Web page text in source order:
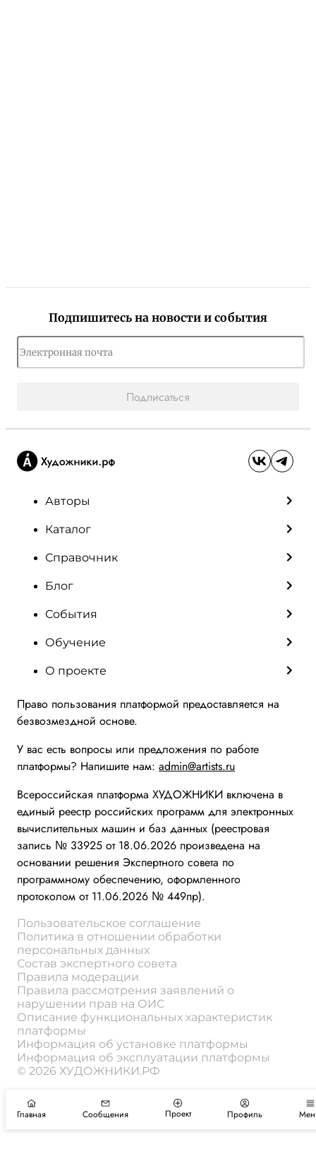
Подпишитесь на новости и события
Подписаться
Авторы
Каталог
Справочник
Блог
События
Обучение
О проекте
Право пользования платформой предоставляется на
безвозмездной основе.
У вас есть вопросы или предложения по работе
платформы? Напишите нам: admin@artists.ru
Всероссийская платформа ХУДОЖНИКИ включена в
единый реестр российских программ для электронных
вычислительных машин и баз данных (реестровая
запись № 33925 от 18.06.2026 произведена на
основании решения Экспертного совета по
программному обеспечению, оформленного
протоколом от 11.06.2026 № 449пр).
Пользовательское соглашение
Политика в отношении обработки
персональных данных
Состав экспертного совета
Правила модерации
Правила рассмотрения заявлений о
нарушении прав на ОИС
Описание функциональных характеристик
платформы
Информация об установке платформы
Информация об эксплуатации платформы
© 2026 ХУДОЖНИКИ.РФ
Главная Сообщения Проект Профиль